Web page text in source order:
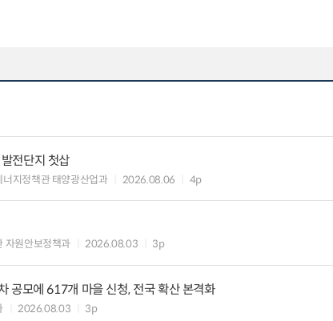
전단지 첫삽
지정책관 태양광산업과 2026.08.06 4p
자원안보정책과 2026.08.03 3p
공모에 617개 마을 신청, 전국 확산 본격화
2026.08.03 3p